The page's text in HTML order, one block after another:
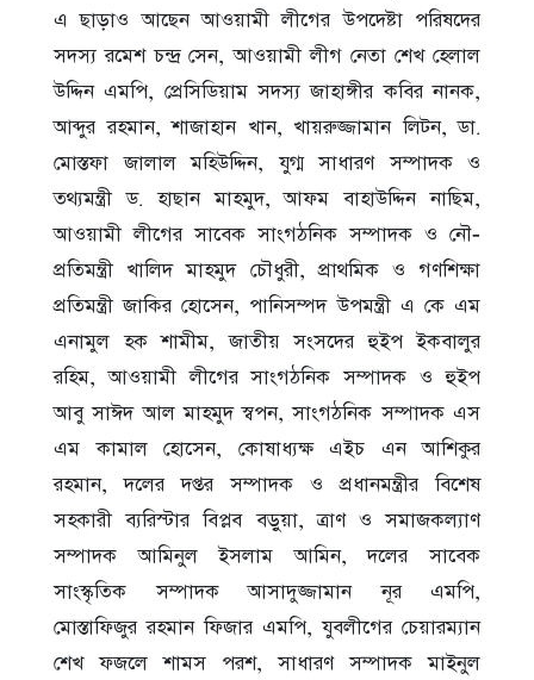
এ ছাড়াও আছেন আওয়ামী লীগের উপদেষ্টা পরিষদের
সদস্য রমেশ চন্দ্র সেন, আওয়ামী লীগ নেতা শেখ হেলাল
উদ্দিন এমপি, প্রেসিডিয়াম সদস্য জাহাঙ্গীর কবির নানক,
আব্দুর রহমান, শাজাহান খান, খায়রুজ্জামান লিটন, ডা.
মোস্তফা জালাল মহিউদ্দিন, যুগ্ম সাধারণ সম্পাদক ও
তথ্যমন্ত্রী ড. হাছান মাহমুদ, আফম বাহাউদ্দিন নাছিম,
আওয়ামী লীগের সাবেক সাংগঠনিক সম্পাদক ও নৌ-
প্রতিমন্ত্রী খালিদ মাহমুদ চৌধুরী, প্রাথমিক ও গণশিক্ষা
প্রতিমন্ত্রী জাকির হোসেন, পানিসম্পদ উপমন্ত্রী এ কে এম
এনামুল হক শামীম, জাতীয় সংসদের হুইপ ইকবালুর
রহিম, আওয়ামী লীগের সাংগঠনিক সম্পাদক ও হুইপ
আবু সাঈদ আল মাহমুদ স্বপন, সাংগঠনিক সম্পাদক এস
এম কামাল হোসেন, কোষাধ্যক্ষ এইচ এন আশিকুর
রহমান, দলের দপ্তর সম্পাদক ও প্রধানমন্ত্রীর বিশেষ
সহকারী ব্যরিস্টার বিপ্লব বড়ুয়া, ত্রাণ ও সমাজকল্যাণ
সম্পাদক আমিনুল ইসলাম আমিন, দলের সাবেক
সাংস্কৃতিক সম্পাদক আসাদুজ্জামান নূর এমপি,
মোস্তাফিজুর রহমান ফিজার এমপি, যুবলীগের চেয়ারম্যান
শেখ ফজলে শামস পরশ, সাধারণ সম্পাদক মাইনুল